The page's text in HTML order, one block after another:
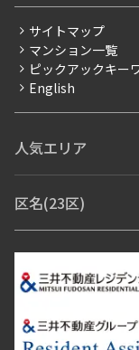
賃料改定
フリーレント
ペット可
ブランドマンション
サイトマップ
マンション一覧
ピックアックキー
English
人気エリア
青山・表参道・原宿
市ヶ
芝浦・汐留・品川
月
目白
池尻大橋・三軒茶屋
区名(23区)
豊島区
杉並区 板
葛飾区
江戸川区